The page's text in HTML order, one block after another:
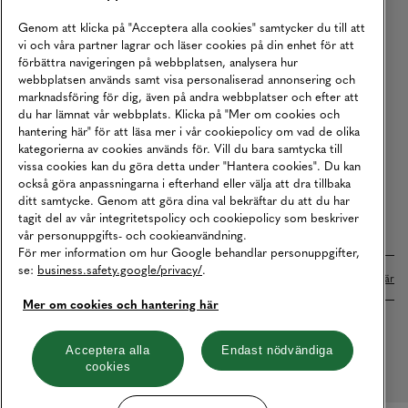
Köpvillkor
Karriär
Vårt Ansvar
Våra Tjänster
Press
Studentrabatt
B2B
Tillgänglighetsredogörelse
Betalningar online sköts i samarbete med Klarna. Läs mer här
Cookies Integritetspolicy
Hantera cookies
Genom att klicka på "Acceptera alla cookies" samtycker du till att
vi och våra partner lagrar och läser cookies på din enhet för att
förbättra navigeringen på webbplatsen, analysera hur
webbplatsen används samt visa personaliserad annonsering och
marknadsföring för dig, även på andra webbplatser och efter att
du har lämnat vår webbplats. Klicka på "Mer om cookies och
hantering här" för att läsa mer i vår cookiepolicy om vad de olika
kategorierna av cookies används för. Vill du bara samtycka till
vissa cookies kan du göra detta under "Hantera cookies". Du kan
också göra anpassningarna i efterhand eller välja att dra tillbaka
ditt samtycke. Genom att göra dina val bekräftar du att du har
tagit del av vår integritetspolicy och cookiepolicy som beskriver
vår personuppgifts- och cookieanvändning.
För mer information om hur Google behandlar personuppgifter,
se: business.safety.google/privacy/.
Mer om cookies och hantering här
Acceptera alla
cookies
Endast nödvändiga